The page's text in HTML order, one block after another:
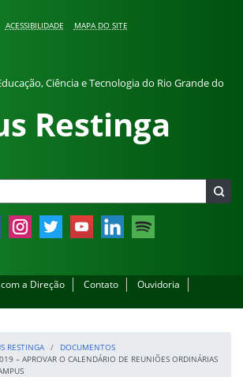
ACESSIBILIDADE MAPA DO SITE
Ciência e Tecnologia do Rio Grande do
Restinga
InstagramTwitter YouTube LinkedIn Spotify
com a Direção Contato
Ouvidoria
RESTINGA
DOCUMENTOS
– APROVAR O CALENDÁRIO DE REUNIÕES ORDINÁRIAS